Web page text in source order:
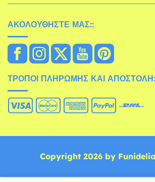
ΑΚΟΛΟΥΘΉΣΤΕ ΜΑΣ::
ΤΡΌΠΟΙ ΠΛΗΡΩΜΉΣ ΚΑΙ ΑΠΟΣΤΟΛΉ:
Copyright 2026 by